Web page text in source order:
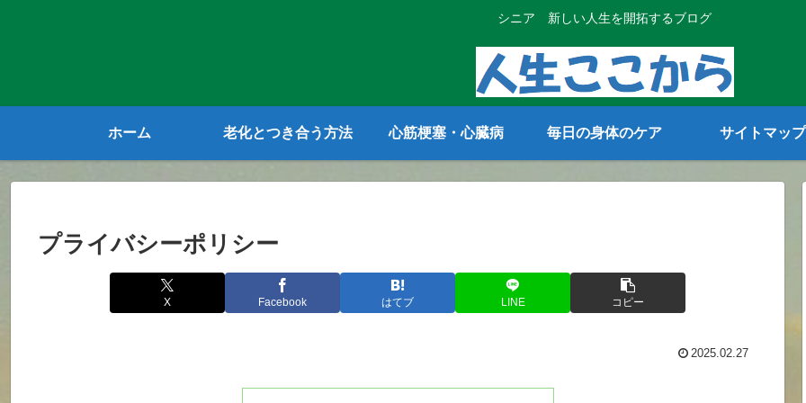
シニア 新しい人生を開拓するブログ
ホーム 老化とつき合う方法 心筋梗塞・心臓病 毎日の身体のケア サイトマップ
プライバシーポリシー
X Facebook はてブ LINE コピー
2025.02.27